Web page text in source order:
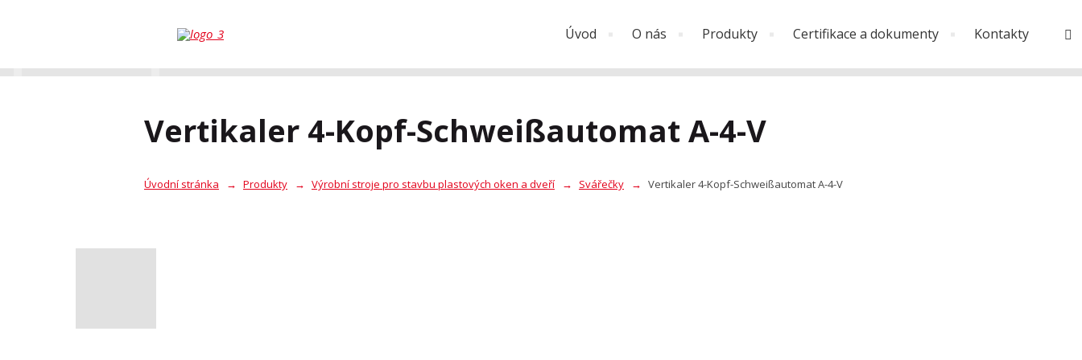
Úvod O nás Produkty Certifikace a dokumenty Kontakty
Vertikaler 4-Kopf-Schweißautomat A-4-V
Úvodní stránka Produkty Výrobní stroje pro stavbu plastových oken a dveří Svářečky Vertikaler 4-Kopf-Schweißautomat A-4-V